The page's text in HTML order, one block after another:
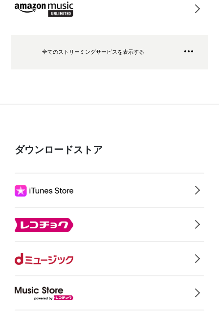
全てのストリーミングサービスを表示する
ダウンロードストア